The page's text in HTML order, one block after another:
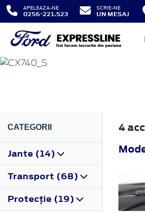
APELEAZA-NE
0256-221.523
SCRIE-NE
UN MESAJ
ALL-
CATEGORII
Jante (14)
Transport (68)
Protecţie (19)
4